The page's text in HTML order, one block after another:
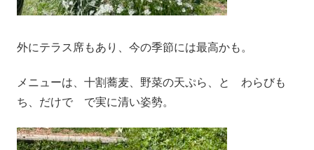
外にテラス席もあり、今の季節には最高かも。
メニューは、十割蕎麦、野菜の天ぷら、と わらびも
ち、だけで で実に清い姿勢。